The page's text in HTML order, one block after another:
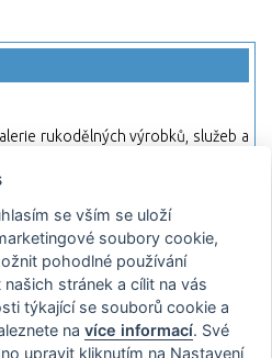
rukodělných výrobků, služeb a
nebo jen nakupovat.
- webhosting, VPS
multihosting a VPS
programů s možností jejich
vyhledávání a porovnávání.
vhodný hosting.
se vším se uloží
soubory cookie,
pohodlné používání
stránek a cílit na vás
týkající se souborů cookie a
navíce informací. Své
upravit kliknutím na Nastavení